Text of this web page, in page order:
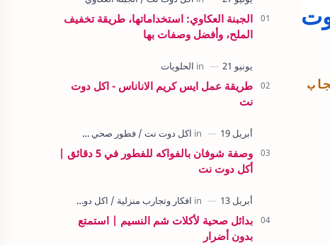
الجبنة العكاوي: استخداماتها، طريقة تخفيف
الملح، وأفضل وصفات بها
طريقة عمل ايس كريم الاناناس - اكل دوت
نت
وصفة شوفان بالفواكه للفطور في 5 دقائق |
أكل دوت نت
بدائل صحية لأكلات شم النسيم | استمتع
بدون أضرار